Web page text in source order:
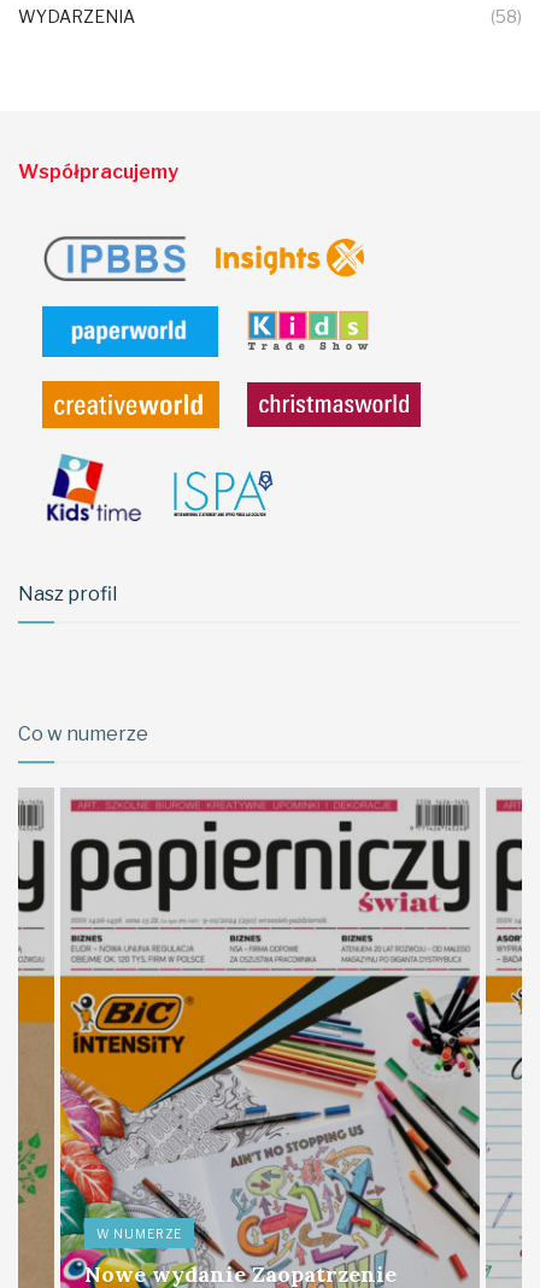
WYDARZENIA (58)
Współpracujemy
Nasz profil
Co w numerze
W NUMERZE
Nowe wydanie Zaopatrzenie